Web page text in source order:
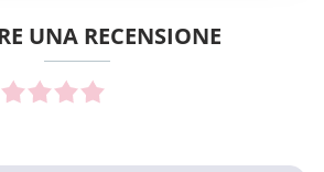
UNA RECENSIONE